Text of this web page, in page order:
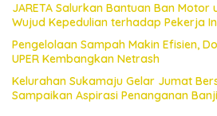
JARETA Salurkan Bantuan Ban Motor
Wujud Kepedulian terhadap Pekerja
Pengelolaan Sampah Makin Efisien,
UPER Kembangkan Netrash
Kelurahan Sukamaju Gelar Jumat
Sampaikan Aspirasi Penanganan